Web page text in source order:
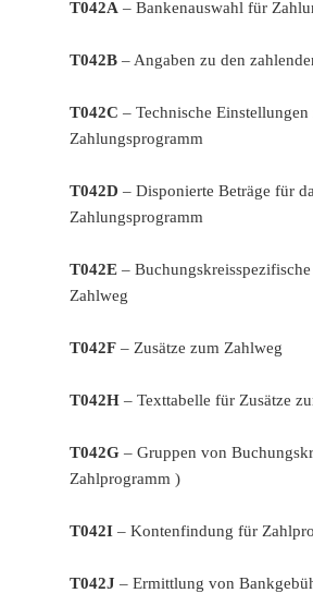
T042A – Bankenauswahl für
T042B – Angaben zu den
T042C – Technische Einstellungen
Zahlungsprogramm
T042D – Disponierte Beträge für
Zahlungsprogramm
T042E –
Zahlweg
T042F – Zusätze zum Zahlweg
T042H – Texttabelle für Zusätze
T042G – Gruppen von
Zahlprogramm )
T042I – Kontenfindung für
T042J – Ermittlung von